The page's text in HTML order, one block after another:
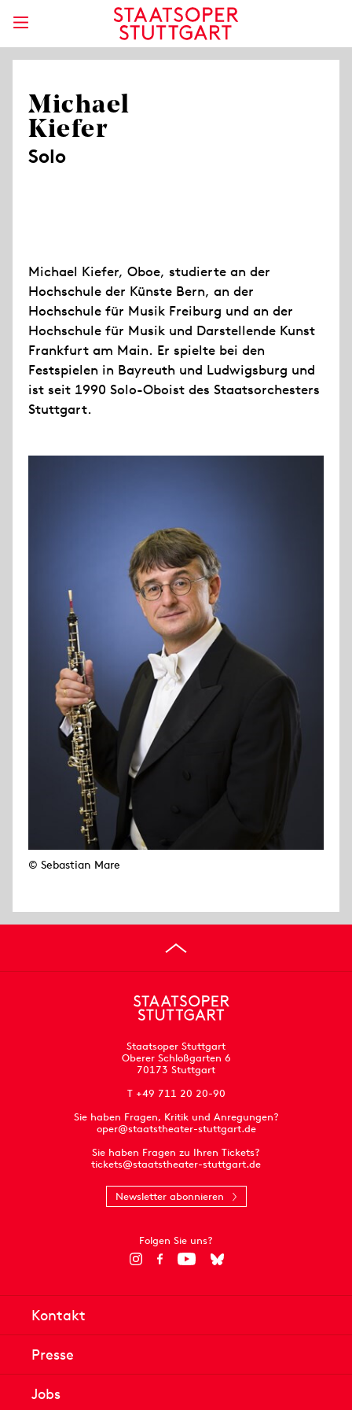
Michael
Kiefer
Solo
Michael Kiefer, Oboe, studierte an der
Hochschule der Künste Bern, an der
Hochschule für Musik Freiburg und an der
Hochschule für Musik und Darstellende Kunst
Frankfurt am Main. Er spielte bei den
Festspielen in Bayreuth und Ludwigsburg und
ist seit 1990 Solo-Oboist des Staatsorchesters
Stuttgart.
© Sebastian Mare
Staatsoper Stuttgart
Oberer Schloßgarten 6
70173 Stuttgart
T +49 711 20 20-90
Sie haben Fragen, Kritik und Anregungen?
oper@staatstheater-stuttgart.de
Sie haben Fragen zu Ihren Tickets?
tickets@staatstheater-stuttgart.de
Newsletter abonnieren
Folgen Sie uns?
Kontakt
Presse
Jobs